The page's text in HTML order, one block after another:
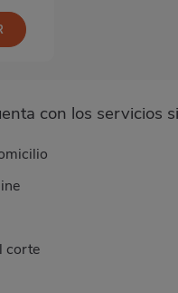
con los servicios
corte